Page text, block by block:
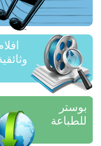
بوستر
للطباعة